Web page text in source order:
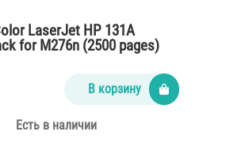
LaserJet HP 131A
for M276n (2500 pages)
В корзину
Есть в наличии